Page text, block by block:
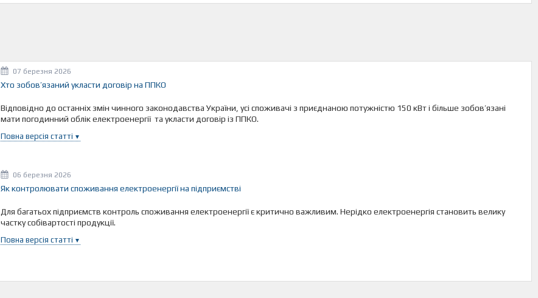
07 березня 2026
Хто зобов’язаний укласти договір на ППКО
Відповідно до останніх змін чинного законодавства України, усі споживачі з приєднаною потужністю 150 кВт і більше зобов’язані
мати погодинний облік електроенергії та укласти договір із ППКО.
Повна версія статті
06 березня 2026
Як контролювати споживання електроенергії на підприємстві
Для багатьох підприємств контроль споживання електроенергії є критично важливим. Нерідко електроенергія становить велику
частку собівартості продукції.
Повна версія статті